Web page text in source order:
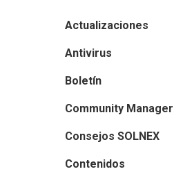
Actualizaciones
Antivirus
Boletín
Community Manager
Consejos SOLNEX
Contenidos